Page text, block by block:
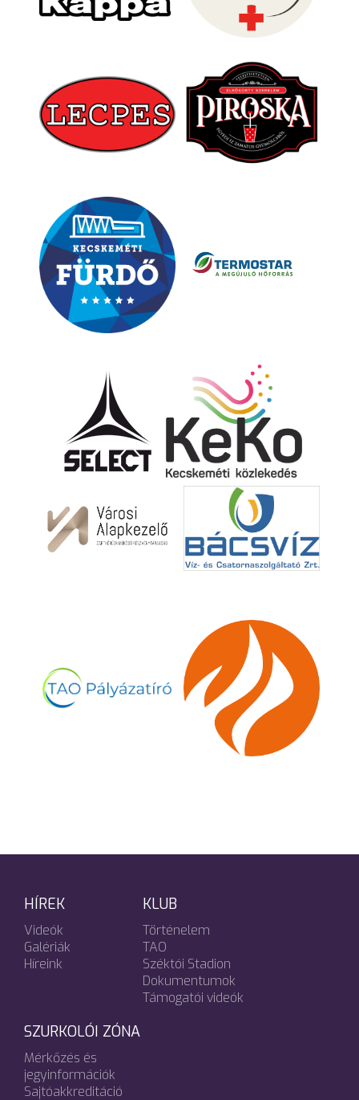
HÍREK
Videók
Galériák
Híreink
KLUB
Történelem
TAO
Széktói Stadion
Dokumentumok
Támogatói videók
SZURKOLÓI ZÓNA
Mérkőzés és
jegyinformációk
Sajtóakkreditáció